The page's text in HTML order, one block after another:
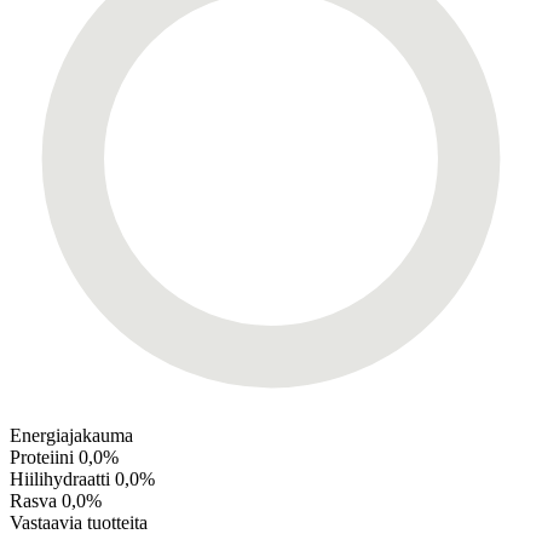
Energiajakauma
Proteiini 0,0%
Hiilihydraatti 0,0%
Rasva 0,0%
Vastaavia tuotteita